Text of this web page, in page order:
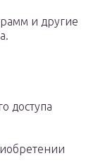
и другие
доступа